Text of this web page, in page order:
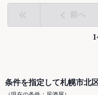
前へ
条件を指定して札幌市北